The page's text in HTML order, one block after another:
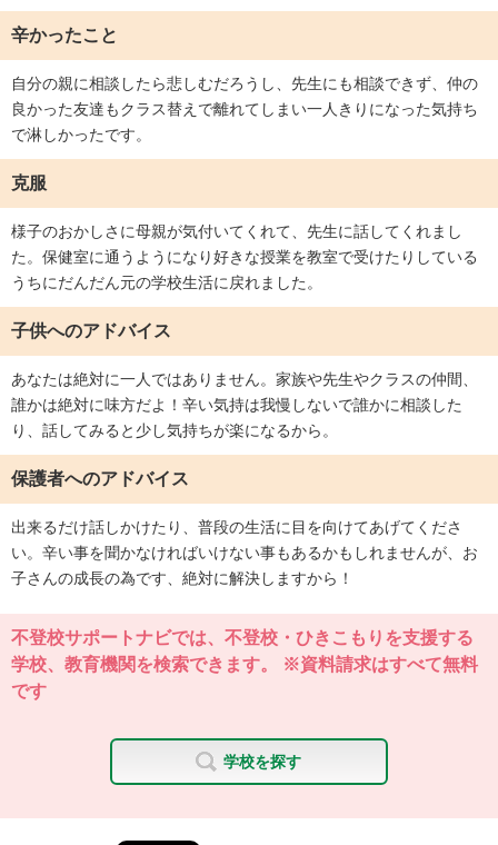
辛かったこと
自分の親に相談したら悲しむだろうし、先生にも相談できず、仲の
良かった友達もクラス替えで離れてしまい一人きりになった気持ち
で淋しかったです。
克服
様子のおかしさに母親が気付いてくれて、先生に話してくれまし
た。保健室に通うようになり好きな授業を教室で受けたりしている
うちにだんだん元の学校生活に戻れました。
子供へのアドバイス
あなたは絶対に一人ではありません。家族や先生やクラスの仲間、
誰かは絶対に味方だよ！辛い気持は我慢しないで誰かに相談した
り、話してみると少し気持ちが楽になるから。
保護者へのアドバイス
出来るだけ話しかけたり、普段の生活に目を向けてあげてくださ
い。辛い事を聞かなければいけない事もあるかもしれませんが、お
子さんの成長の為です、絶対に解決しますから！
不登校サポートナビでは、不登校・ひきこもりを支援する
学校、教育機関を検索できます。 ※資料請求はすべて無料
です
学校を探す